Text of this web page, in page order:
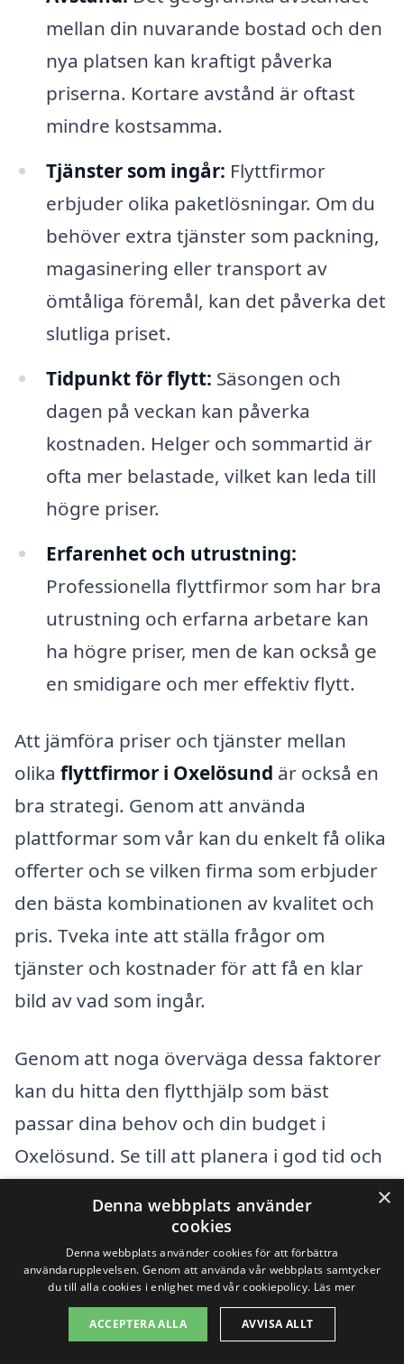
mellan din nuvarande bostad och den
nya platsen kan kraftigt påverka
priserna. Kortare avstånd är oftast
mindre kostsamma.
Tjänster som ingår: Flyttfirmor
erbjuder olika paketlösningar. Om du
behöver extra tjänster som packning,
magasinering eller transport av
ömtåliga föremål, kan det påverka det
slutliga priset.
Tidpunkt för flytt: Säsongen och
dagen på veckan kan påverka
kostnaden. Helger och sommartid är
ofta mer belastade, vilket kan leda till
högre priser.
Erfarenhet och utrustning:
Professionella flyttfirmor som har bra
utrustning och erfarna arbetare kan
ha högre priser, men de kan också ge
en smidigare och mer effektiv flytt.
Att jämföra priser och tjänster mellan
olika flyttfirmor i Oxelösund är också en
bra strategi. Genom att använda
plattformar som vår kan du enkelt få olika
offerter och se vilken firma som erbjuder
den bästa kombinationen av kvalitet och
pris. Tveka inte att ställa frågor om
tjänster och kostnader för att få en klar
bild av vad som ingår.
Genom att noga överväga dessa faktorer
kan du hitta den flytthjälp som bäst
passar dina behov och din budget i
Oxelösund. Se till att planera i god tid och
företag för att få det bästa erbjudandet
på din flytt.
Få 3 erbjudanden, gratis och utan
×
Denna webbplats använder
cookies
Denna webbplats använder cookies för att förbättra
användarupplevelsen. Genom att använda vår webbplats samtycker
du till alla cookies i enlighet med vår cookiepolicy. Läs mer
ACCEPTERA ALLA AVVISA ALLT